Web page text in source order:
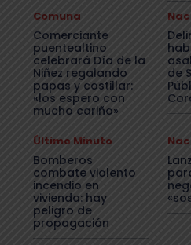
Comuna
Comerciante
puentealtino
celebrará Día de la
Niñez regalando
papas y costillar:
«los espero con
mucho cariño»
de
Último Minuto
Bomberos
combate violento
incendio en
vivienda: hay
peligro de
propagación